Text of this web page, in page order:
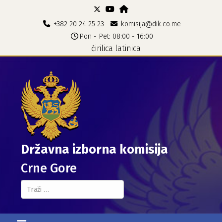
+382 20 24 25 23
komisija@dik.co.me
Pon - Pet: 08:00 - 16:00
ćirilica latinica
Državna izborna komisija
Crne Gore
Pretraga...